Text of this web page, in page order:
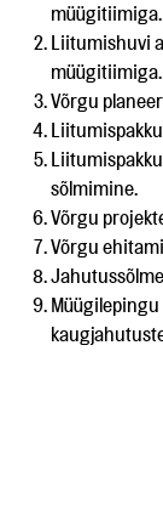
müügitiimiga.
Liitumishuvi
müügitiimiga.
Võrgu
sõlmimine.
Võrgu
Võrgu